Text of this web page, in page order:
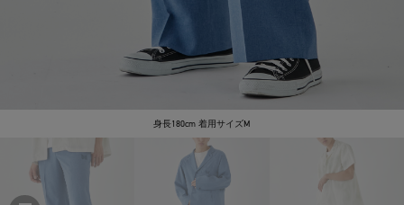
身長180cm 着用サイズM